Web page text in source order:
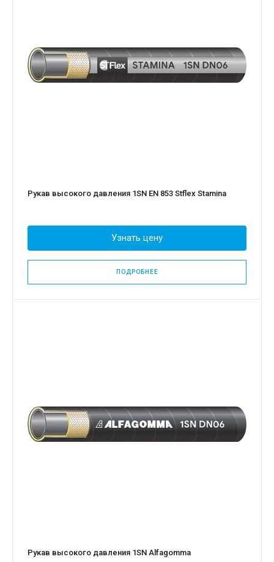
Рукав высокого давления 1SN EN 853 Stflex Stamina
Узнать цену
ПОДРОБНЕЕ
Рукав высокого давления 1SN Alfagomma